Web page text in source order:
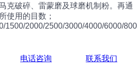
克破碎、雷蒙磨及球磨机制粉。再通
使用的目数；
1500/2000/2500/3000/4000/6000/
电话咨询 联系我们